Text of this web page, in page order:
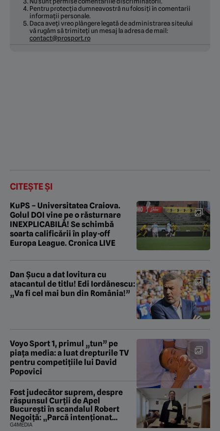
Pentru protecția dumneavostră nu folosiți în comentarii
informații personale.
Daca aveți vreo plângere legată de administrarea siteului
vă rugăm să trimiteți un mesaj la adresa de mail:
contact@prosport.ro
CITEȘTE ȘI
KuPS – Universitatea Craiova.
Golul DOI vine pe o răsturnare
INEXPLICABILĂ! Se schimbă
soarta calificării în play-off
Europa League. Cronica LIVE
Dan Șucu a dat lovitura cu
atacantul de titlu! Edi Iordănescu:
„Va fi cel mai bun din România!”
Voyo Sport 1, primul „tun” pe
piața media: a luat drepturile TV
pentru competițiile lui David
Popovici
Fost judecător suprem, despre
răspunsul Curții de Apel
București în scandalul Robert
Negoiță: „Parcă intenționat
urmăresc să saboteze și ultima
G4MEDIA